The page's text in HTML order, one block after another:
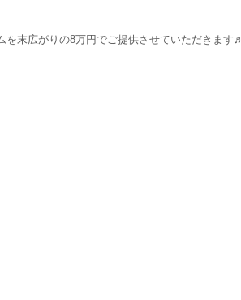
を末広がりの8万円でご提供させていただきます♬